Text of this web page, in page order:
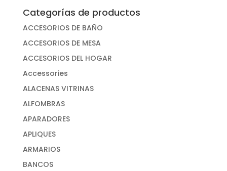
Categorías de productos
ACCESORIOS DE BAÑO
ACCESORIOS DE MESA
ACCESORIOS DEL HOGAR
Accessories
ALACENAS VITRINAS
ALFOMBRAS
APARADORES
APLIQUES
ARMARIOS
BANCOS